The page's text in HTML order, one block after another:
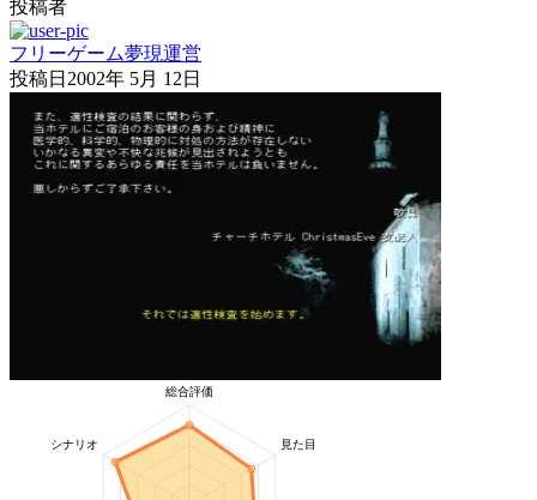
投稿者
フリーゲーム夢現運営
投稿日 2002年 5月 12日